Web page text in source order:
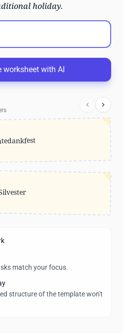
holiday.
worksheet with AI
match your focus.
structure of the template won't